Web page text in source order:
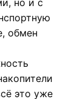
обмен
это уже